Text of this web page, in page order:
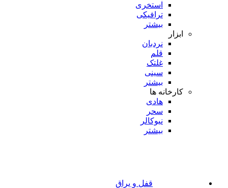
استخری
ترافیکی
بیشتر
ابزار
نردبان
قلم
غلتک
سینی
بیشتر
کارخانه ها
هادی
سحر
نیوکالر
بیشتر
قفل و یراق